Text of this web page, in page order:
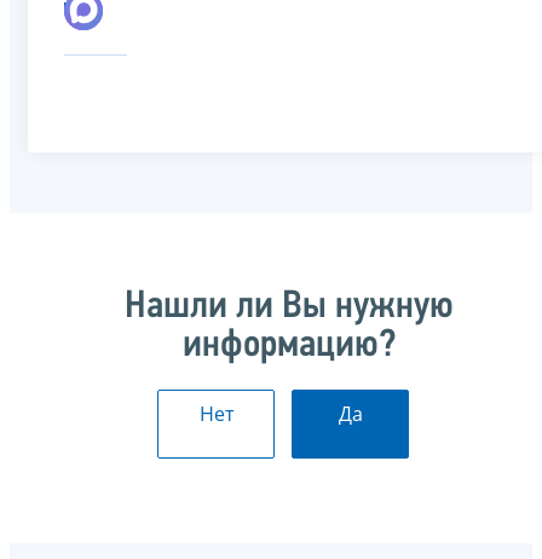
Нашли ли Вы нужную
информацию?
Нет Да